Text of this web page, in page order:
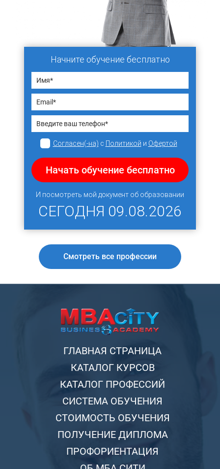
Начните обучение бесплатно
Согласен(-на) с Политикой и Офертой
Начать обучение бесплатно
И посмотреть мой документ об образовании
СЕГОДНЯ 09.08.2026
Смотреть все профессии
ГЛАВНАЯ СТРАНИЦА
КАТАЛОГ КУРСОВ
КАТАЛОГ ПРОФЕССИЙ
СИСТЕМА ОБУЧЕНИЯ
СТОИМОСТЬ ОБУЧЕНИЯ
ПОЛУЧЕНИЕ ДИПЛОМА
ПРОФОРИЕНТАЦИЯ